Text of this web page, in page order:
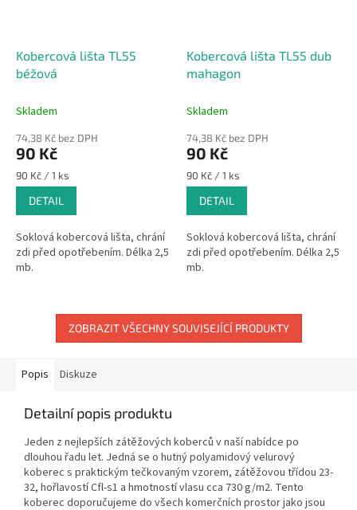
Kobercová lišta TL55
béžová
Skladem
74,38 Kč bez DPH
90 Kč
Měrná
cena:
90 Kč / 1 ks
DETAIL
Soklová kobercová lišta, chrání
zdi před opotřebením. Délka 2,5
mb.
Kobercová lišta TL55 dub
mahagon
Skladem
74,38 Kč bez DPH
90 Kč
Měrná
cena:
90 Kč / 1 ks
DETAIL
Soklová kobercová lišta, chrání
zdi před opotřebením. Délka 2,5
mb.
ZOBRAZIT VŠECHNY SOUVISEJÍCÍ PRODUKTY
Popis Diskuze
Detailní popis produktu
Jeden z nejlepších zátěžových koberců v naší nabídce po
dlouhou řadu let. Jedná se o hutný polyamidový velurový
koberec s praktickým tečkovaným vzorem, zátěžovou třídou 23-
32, hořlavostí Cfl-s1 a hmotností vlasu cca 730 g/m2. Tento
koberec doporučujeme do všech komerčních prostor jako jsou